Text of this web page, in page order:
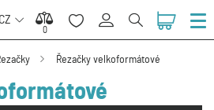
CZ
0
0
Řezačky velkoformátové